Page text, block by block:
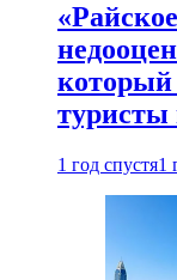
который
туристы
1 год спустя1